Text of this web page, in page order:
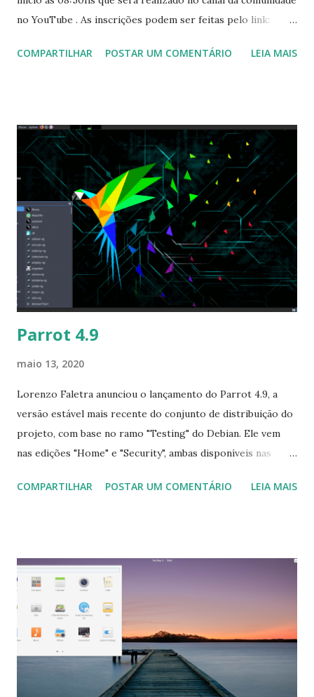
no YouTube . As inscrições podem ser feitas pelo link:
brasil Para mais informações clique aqui .
COMPARTILHAR POSTAR UM COMENTÁRIO LEIA MAIS
Parrot 4.9
maio 13, 2020
Lorenzo Faletra anunciou o lançamento do Parrot 4.9, a
versão estável mais recente do conjunto de distribuição do
projeto, com base no ramo "Testing" do Debian. Ele vem
nas edições "Home" e "Security", ambas disponíveis nas
já está disponível para download e traz algumas
extra para serem detectados e corrigidos. Originalmente,
queríamos lançar o Parrot 4.8.1 para resolvê-los, mas uma
enorme quantidade de atualizações do Debian, como a
remoção de muitas bibliotecas e ferramentas Python 2 e a
introdução de uma nova versão do kernel Linux, tornaram a
versão 4.9 uma idéia mais atraente. instalador novo e mais
amigável e uma nova aparência na tela de login para tornar
COMPARTILHAR POSTAR UM COMENTÁRIO LEIA MAIS